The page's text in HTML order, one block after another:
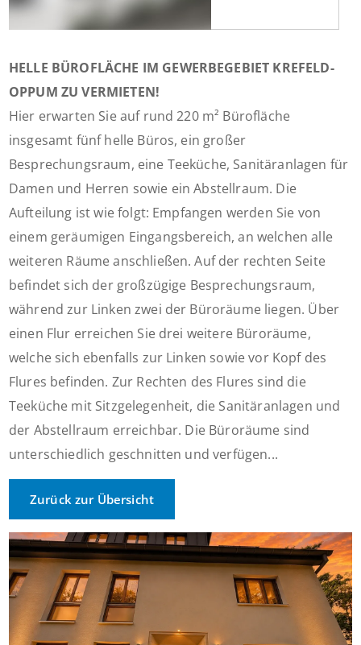
HELLE BÜROFLÄCHE IM GEWERBEGEBIET KREFELD-
OPPUM ZU VERMIETEN!
Hier erwarten Sie auf rund 220 m² Bürofläche
insgesamt fünf helle Büros, ein großer
Besprechungsraum, eine Teeküche, Sanitäranlagen für
Damen und Herren sowie ein Abstellraum. Die
Aufteilung ist wie folgt: Empfangen werden Sie von
einem geräumigen Eingangsbereich, an welchen alle
weiteren Räume anschließen. Auf der rechten Seite
befindet sich der großzügige Besprechungsraum,
während zur Linken zwei der Büroräume liegen. Über
einen Flur erreichen Sie drei weitere Büroräume,
welche sich ebenfalls zur Linken sowie vor Kopf des
Flures befinden. Zur Rechten des Flures sind die
Teeküche mit Sitzgelegenheit, die Sanitäranlagen und
der Abstellraum erreichbar. Die Büroräume sind
unterschiedlich geschnitten und verfügen...
Zurück zur Übersicht